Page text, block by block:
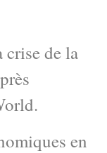
crise de la
en